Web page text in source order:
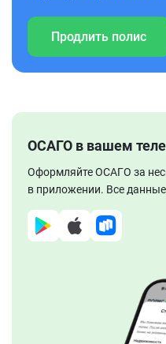
Продлить полис
ОСАГО в вашем
Оформляйте ОСАГО за
в приложении. Все